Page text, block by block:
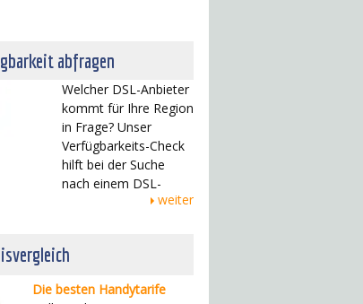
abfragen
Welcher DSL-Anbieter
kommt für Ihre Region
in Frage? Unser
Verfügbarkeits-Check
hilft bei der Suche
nach einem DSL-
weiter
Die besten Handytarife